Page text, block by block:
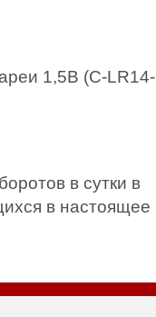
1,5В (C-LR14-
в сутки в
в настоящее